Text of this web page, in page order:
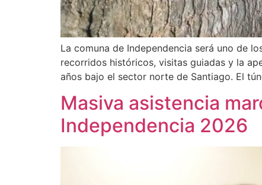
La comuna de Independencia será uno de
recorridos históricos, visitas guiadas y la
años bajo el sector norte de Santiago. El
Masiva asistencia
Independencia 2026